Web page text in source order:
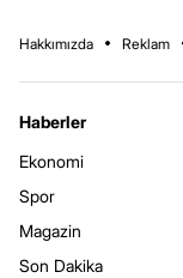
Hakkımızda Reklam
Haberler
Ekonomi
Spor
Magazin
Son Dakika